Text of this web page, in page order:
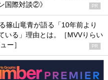
国際対談②》
PR
篠山竜青が語る「10年前より
いる」理由とは。［MVVりらい
ー］
PR